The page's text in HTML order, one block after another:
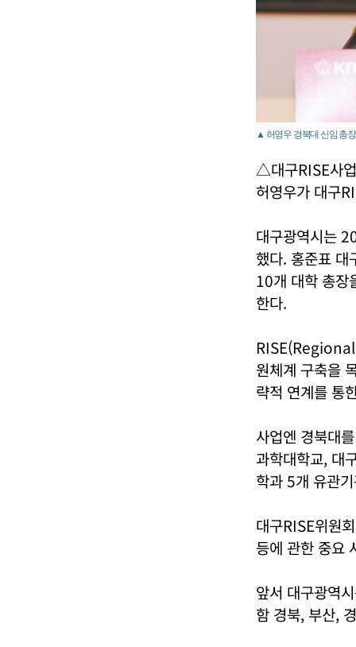
▲ 허영우 경북대 신임 총
△대구RISE사
허영우가 대구
대구광역시는
했다. 홍준표 대
10개 대학 총장
한다.
원체계 구축을
략적 연계를 통
사업엔 경북대
과학대학교, 대
학과 5개 유관
대구RISE위원
등에 관한 중요
앞서 대구광역
함 경북, 부산,